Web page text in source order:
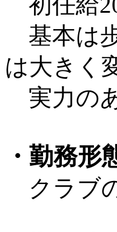
基本は
は大きく
実力の
・勤務形
クラブ